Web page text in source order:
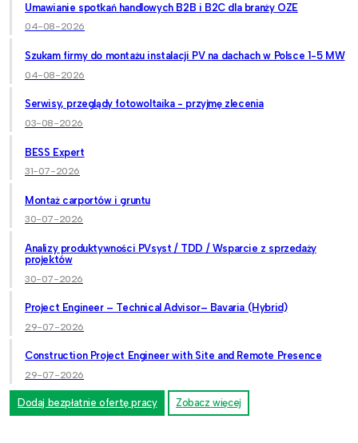
Umawianie spotkań handlowych B2B i B2C dla branży OZE
04-08-2026
Szukam firmy do montażu instalacji PV na dachach w Polsce 1-5 MW
04-08-2026
Serwisy, przeglądy fotowoltaika - przyjmę zlecenia
03-08-2026
BESS Expert
31-07-2026
Montaż carportów i gruntu
30-07-2026
Analizy produktywności PVsyst / TDD / Wsparcie z sprzedaży
projektów
30-07-2026
Project Engineer – Technical Advisor– Bavaria (Hybrid)
29-07-2026
Construction Project Engineer with Site and Remote Presence
29-07-2026
Dodaj bezpłatnie ofertę pracy Zobacz więcej